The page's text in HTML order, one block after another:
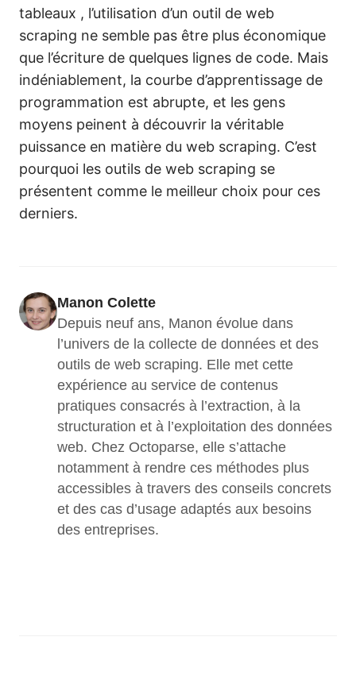
tableaux , l’utilisation d’un outil de web
scraping ne semble pas être plus économique
que l’écriture de quelques lignes de code. Mais
indéniablement, la courbe d’apprentissage de
programmation est abrupte, et les gens
moyens peinent à découvrir la véritable
puissance en matière du web scraping. C’est
pourquoi les outils de web scraping se
présentent comme le meilleur choix pour ces
derniers.
Manon Colette
Depuis neuf ans, Manon évolue dans
l’univers de la collecte de données et des
outils de web scraping. Elle met cette
expérience au service de contenus
pratiques consacrés à l’extraction, à la
structuration et à l’exploitation des données
web. Chez Octoparse, elle s’attache
notamment à rendre ces méthodes plus
accessibles à travers des conseils concrets
et des cas d’usage adaptés aux besoins
des entreprises.